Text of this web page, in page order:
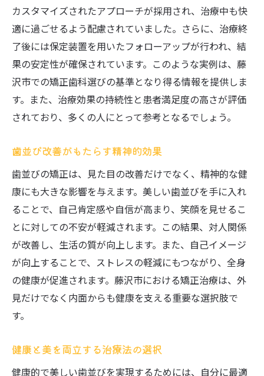
カスタマイズされたアプローチが採用され、治療中も快
適に過ごせるよう配慮されていました。さらに、治療終
了後には保定装置を用いたフォローアップが行われ、結
果の安定性が確保されています。このような実例は、藤
沢市での矯正歯科選びの基準となり得る情報を提供しま
す。また、治療効果の持続性と患者満足度の高さが評価
されており、多くの人にとって参考となるでしょう。
歯並び改善がもたらす精神的効果
歯並びの矯正は、見た目の改善だけでなく、精神的な健
康にも大きな影響を与えます。美しい歯並びを手に入れ
ることで、自己肯定感や自信が高まり、笑顔を見せるこ
とに対しての不安が軽減されます。この結果、対人関係
が改善し、生活の質が向上します。また、自己イメージ
が向上することで、ストレスの軽減にもつながり、全身
の健康が促進されます。藤沢市における矯正治療は、外
見だけでなく内面からも健康を支える重要な選択肢で
す。
健康と美を両立する治療法の選択
健康的で美しい歯並びを実現するためには、自分に最適